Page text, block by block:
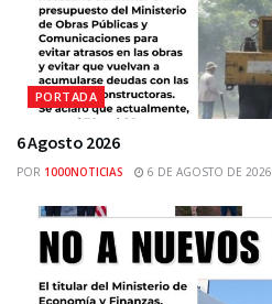
PORTADA
6 Agosto 2026
POR 1000NOTICIAS 6 DE AGOSTO DE 2026